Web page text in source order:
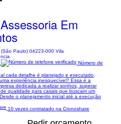
Em
Paulo) 04223-000 Vila
Número de
cada detalhe é planejado e executado,
experiência inesquecível? Essa é a
dedicada a realizar sonhos, superar
qualidade para casais que buscam um
o planejamento inicial até a execução
10 vezes contratado na Cronoshare